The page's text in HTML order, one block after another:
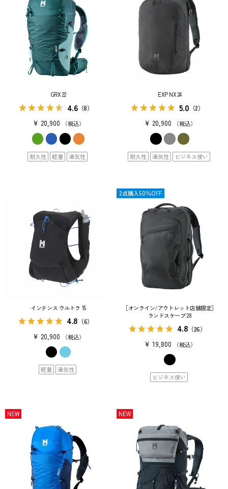
GRX 22
4.6（8）
¥ 20,900 税込
耐久性 軽量 通気性
EXP NX 24
5.0 （2）
¥ 20,900 税込
耐久性 通気性 ビジネス使い
インテンス ウルトラ 15
4.8 （6）
¥ 20,900 税込
軽量 通気性
［オンライン/アウトレット店舗限定］
ランドスケープ 28
4.8 （26）
¥ 19,800 税込
限定
ビジネス使い
2点購入50％OFF
NEW NEW